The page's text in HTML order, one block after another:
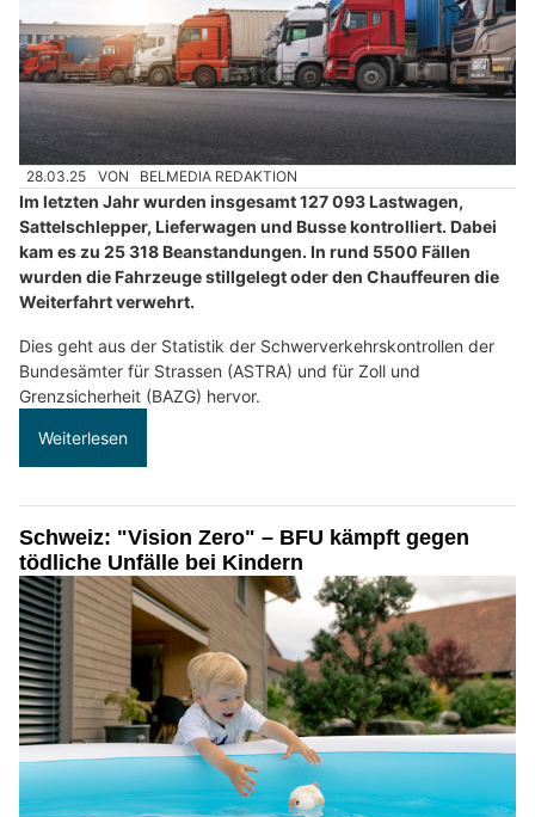
28.03.25 VON BELMEDIA REDAKTION
Im letzten Jahr wurden insgesamt 127 093 Lastwagen,
Sattelschlepper, Lieferwagen und Busse kontrolliert. Dabei
kam es zu 25 318 Beanstandungen. In rund 5500 Fällen
wurden die Fahrzeuge stillgelegt oder den Chauffeuren die
Weiterfahrt verwehrt.
Dies geht aus der Statistik der Schwerverkehrskontrollen der
Bundesämter für Strassen (ASTRA) und für Zoll und
Grenzsicherheit (BAZG) hervor.
Weiterlesen
Schweiz: "Vision Zero" – BFU kämpft gegen
tödliche Unfälle bei Kindern